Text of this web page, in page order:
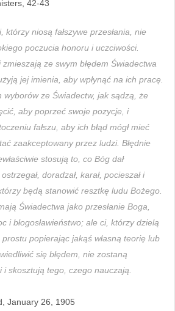
42-43
którzy niosą fałszywe przesłania, nie
poczucia honoru i uczciwości.
ze swym błędem Świadectwa
jej imienia, aby wpłynąć na ich pracę.
wyborów ze Świadectw, jak sądzą, że
aby poprzeć swoje pozycje, i
fałszu, aby ich błąd mógł mieć
zaakceptowany przez ludzi. Błędnie
stosują to, co Bóg dał
doradzał, karał, pocieszał i
będą stanowić resztkę ludu Bożego.
Świadectwa jako przesłanie Boga,
i błogosławieństwo; ale ci, którzy dzielą
popierając jakąś własną teorię lub
się błędem, nie zostaną
i skosztują tego, czego nauczają.
January 26, 1905